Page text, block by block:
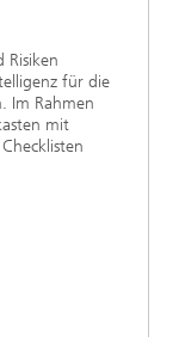
Risiken
für die
Im Rahmen
mit